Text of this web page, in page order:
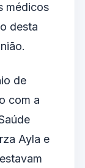
médicos
desta
de
com a
Ayla e